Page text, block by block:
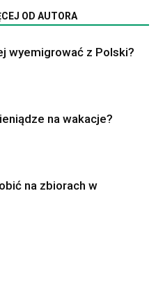
OD AUTORA
wyemigrować z Polski?
na wakacje?
na zbiorach w